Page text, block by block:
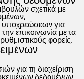
σχετικά με
υποχρεώσεων για
επικοινωνία με τα
φορείς.
για τη διαχείριση
δεδομένων,